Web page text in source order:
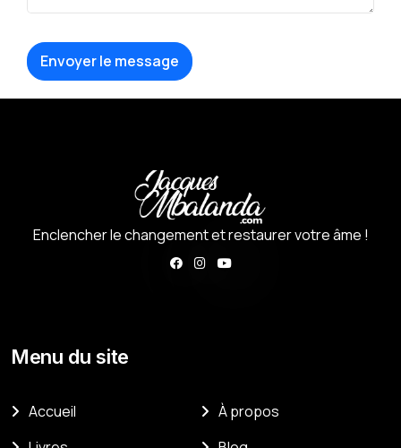
Envoyer le message
Enclencher le changement et restaurer votre âme !
Menu du site
Accueil
À propos